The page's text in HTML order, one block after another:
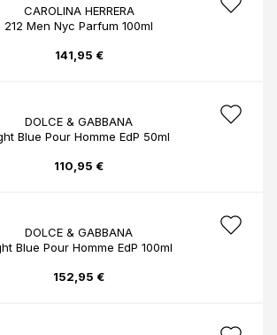
CAROLINA HERRERA
212 Men Nyc Parfum 100ml
141,95 €
DOLCE & GABBANA
Blue Pour Homme EdP 50ml
110,95 €
DOLCE & GABBANA
Blue Pour Homme EdP 100ml
152,95 €